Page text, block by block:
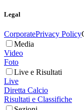
Legal
CorporatePrivacy Policy
Media
Video
Foto
Live e Risultati
Live
Diretta Calcio
Risultati e Classifiche